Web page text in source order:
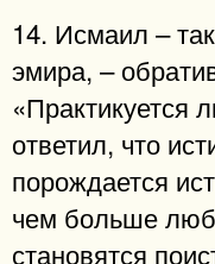
14. Исмаил –
эмира, –
«Практикуется
ответил, что
порождается
чем больше
становятся